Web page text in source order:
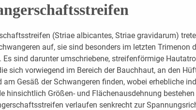
(Striae albicantes, Striae gravidarum)
auf, sie sind besonders im letzten Trimenon
Es sind darunter umschriebene, streifenförmige
sich vorwiegend im Bereich der Bauchhaut, an den
am Gesäß der Schwangeren finden, wobei erhebliche
hinsichtlich Größen- und Flächenausdehnung
verlaufen senkrecht zur